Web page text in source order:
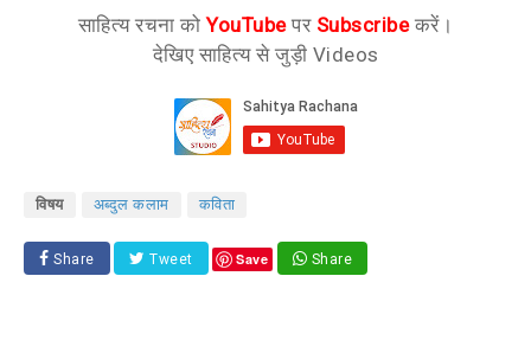
साहित्य रचना कोYouTubeपर Subscribeकरें।
देखिए साहित्य से जुड़ी Videos
विषय अब्दुल कलाम कविता
Share Tweet Save Share